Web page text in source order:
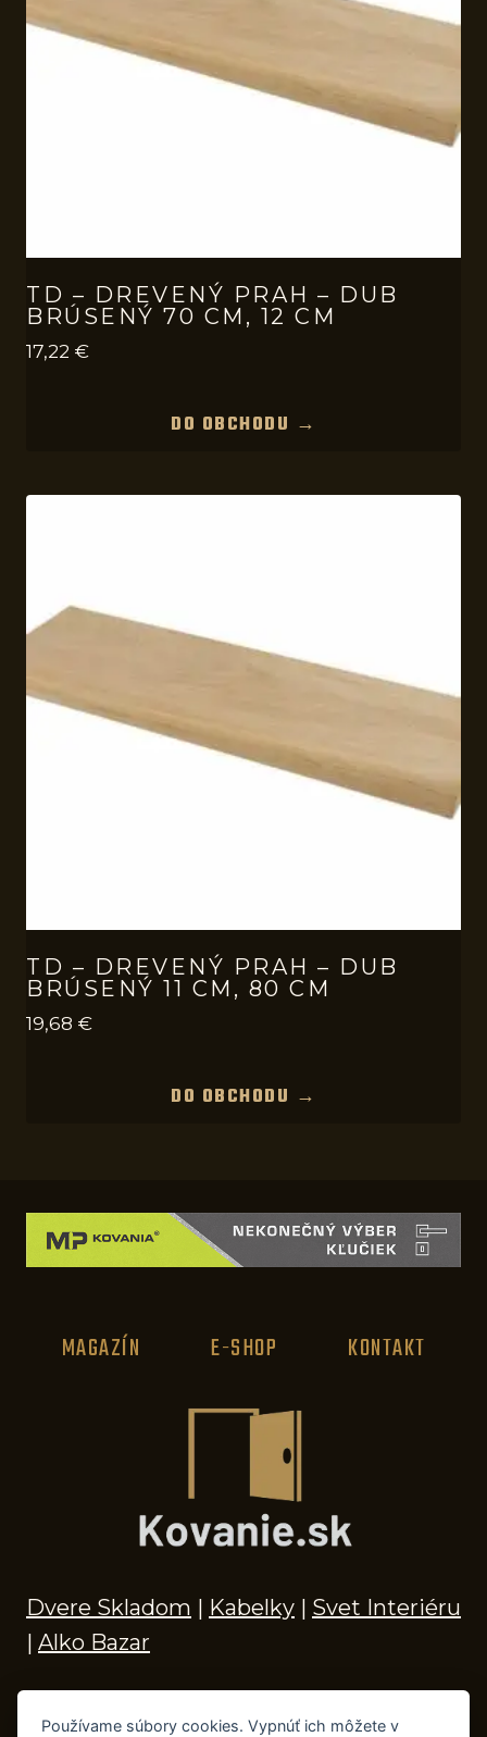
TD – DREVENÝ PRAH – DUB
BRÚSENÝ 70 CM, 12 CM
17,22 €
DO OBCHODU →
TD – DREVENÝ PRAH – DUB
BRÚSENÝ 11 CM, 80 CM
19,68 €
DO OBCHODU →
MAGAZÍN E-SHOP KONTAKT
Dvere Skladom | Kabelky | Svet Interiéru
| Alko Bazar
Používame súbory cookies. Vypnúť ich môžete v